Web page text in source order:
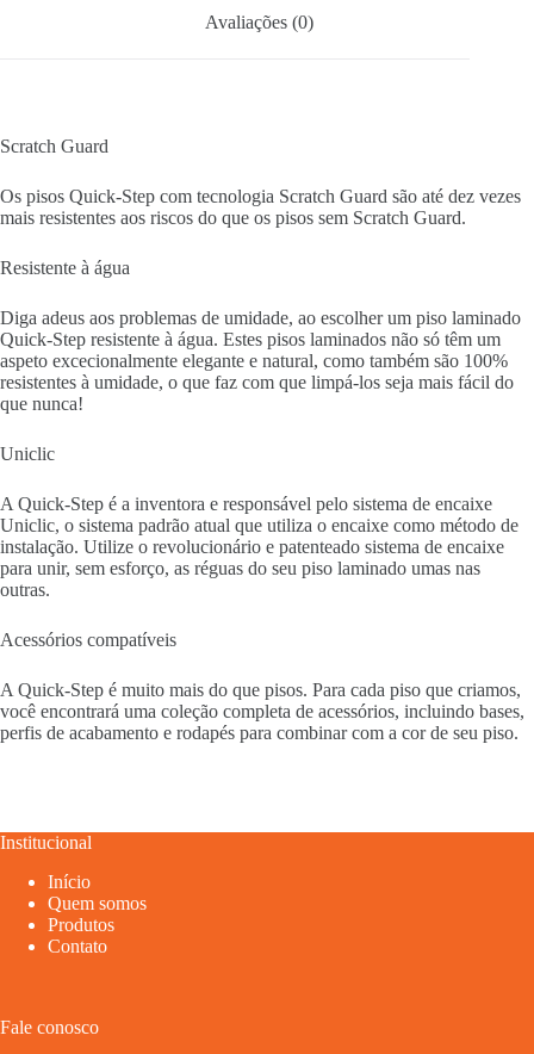
Avaliações (0)
Scratch Guard
Os pisos Quick-Step com tecnologia Scratch Guard são até dez vezes
mais resistentes aos riscos do que os pisos sem Scratch Guard.
Resistente à água
Diga adeus aos problemas de umidade, ao escolher um piso laminado
Quick-Step resistente à água. Estes pisos laminados não só têm um
aspeto excecionalmente elegante e natural, como também são 100%
resistentes à umidade, o que faz com que limpá-los seja mais fácil do
que nunca!
Uniclic
A Quick-Step é a inventora e responsável pelo sistema de encaixe
Uniclic, o sistema padrão atual que utiliza o encaixe como método de
instalação. Utilize o revolucionário e patenteado sistema de encaixe
para unir, sem esforço, as réguas do seu piso laminado umas nas
outras.
Acessórios compatíveis
A Quick-Step é muito mais do que pisos. Para cada piso que criamos,
você encontrará uma coleção completa de acessórios, incluindo bases,
perfis de acabamento e rodapés para combinar com a cor de seu piso.
Institucional
Início
Quem somos
Produtos
Contato
Fale conosco